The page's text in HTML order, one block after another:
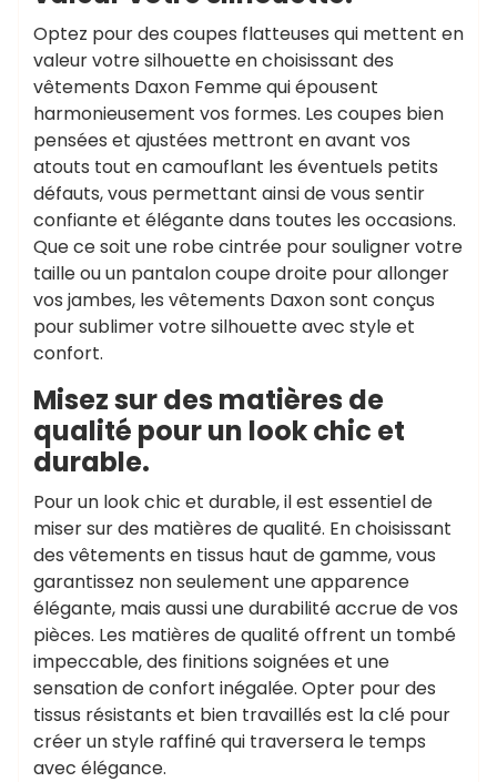
Optez pour des coupes flatteuses qui mettent en
valeur votre silhouette en choisissant des
vêtements Daxon Femme qui épousent
harmonieusement vos formes. Les coupes bien
pensées et ajustées mettront en avant vos
atouts tout en camouflant les éventuels petits
défauts, vous permettant ainsi de vous sentir
confiante et élégante dans toutes les occasions.
Que ce soit une robe cintrée pour souligner votre
taille ou un pantalon coupe droite pour allonger
vos jambes, les vêtements Daxon sont conçus
pour sublimer votre silhouette avec style et
confort.
Misez sur des matières de
qualité pour un look chic et
durable.
Pour un look chic et durable, il est essentiel de
miser sur des matières de qualité. En choisissant
des vêtements en tissus haut de gamme, vous
garantissez non seulement une apparence
élégante, mais aussi une durabilité accrue de vos
pièces. Les matières de qualité offrent un tombé
impeccable, des finitions soignées et une
sensation de confort inégalée. Opter pour des
tissus résistants et bien travaillés est la clé pour
créer un style raffiné qui traversera le temps
avec élégance.